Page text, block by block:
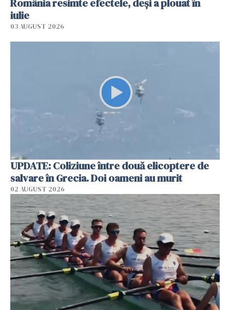
România resimte efectele, deși a plouat în
iulie
03 AUGUST 2026
UPDATE: Coliziune între două elicoptere de
salvare în Grecia. Doi oameni au murit
02 AUGUST 2026